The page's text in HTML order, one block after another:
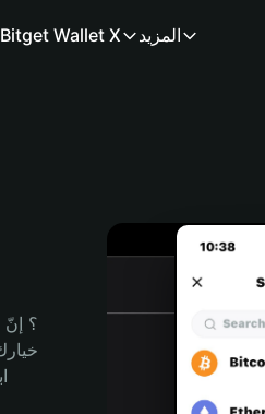
Bitget Wallet X المزيد